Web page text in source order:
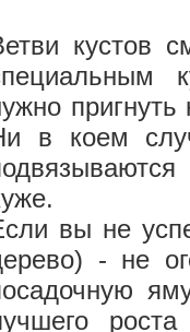
кустов
в коем
вы не
- не